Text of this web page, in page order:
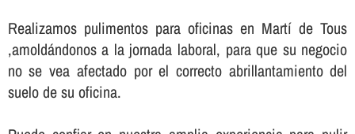
Realizamos pulimentos para oficinas en Martí de Tous
,amoldándonos a la jornada laboral, para que su negocio
no se vea afectado por el correcto abrillantamiento del
suelo de su oficina.